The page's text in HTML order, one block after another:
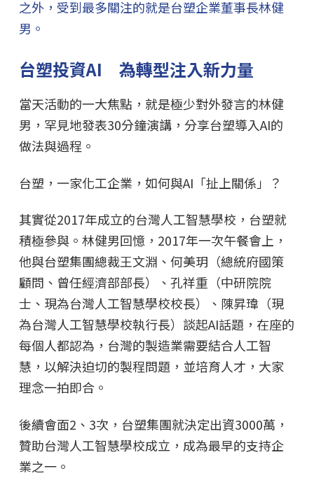
之外，受到最多關注的就是台塑企業董事長林健
男。
台塑投資AI 為轉型注入新力量
當天活動的一大焦點，就是極少對外發言的林健
男，罕見地發表30分鐘演講，分享台塑導入AI的
做法與過程。
台塑，一家化工企業，如何與AI「扯上關係」？
其實從2017年成立的台灣人工智慧學校，台塑就
積極參與。林健男回憶，2017年一次午餐會上，
他與台塑集團總裁王文淵、何美玥（總統府國策
顧問、曾任經濟部部長）、孔祥重（中研院院
士、現為台灣人工智慧學校校長）、陳昇瑋（現
為台灣人工智慧學校執行長）談起AI話題，在座的
每個人都認為，台灣的製造業需要結合人工智
慧，以解決迫切的製程問題，並培育人才，大家
理念一拍即合。
後續會面2、3次，台塑集團就決定出資3000萬，
贊助台灣人工智慧學校成立，成為最早的支持企
業之一。